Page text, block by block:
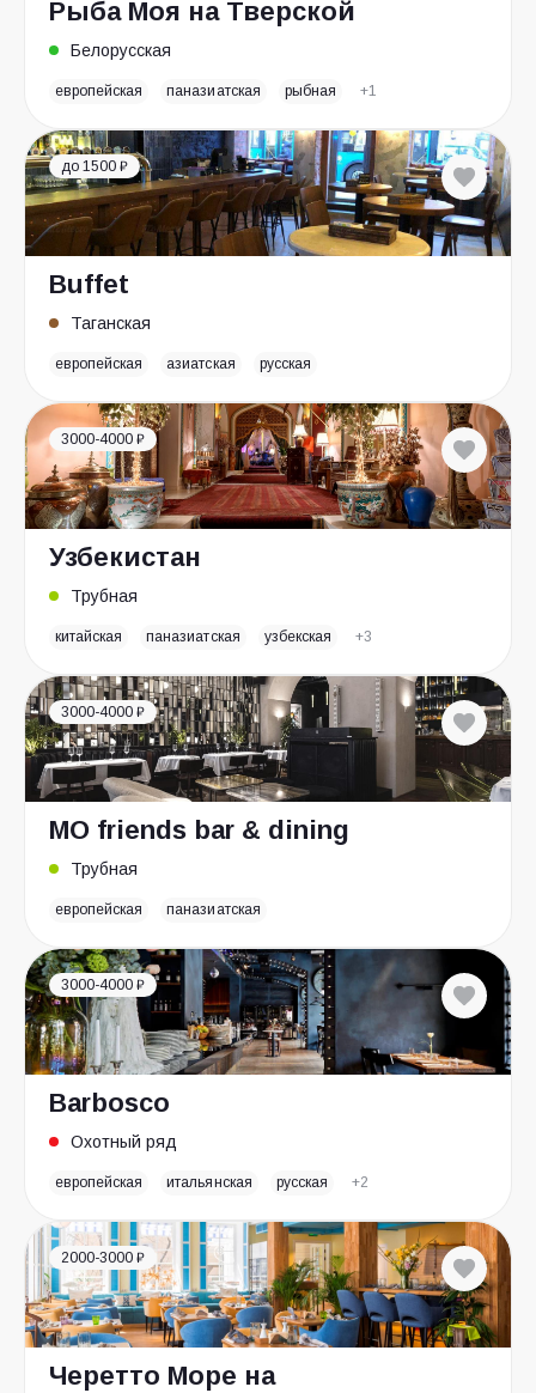
Рыба Моя на Тверской
Белорусская
европейская паназиатская рыбная +1
до 1500 ₽
Buffet
Таганская
европейская азиатская русская
3000-4000 ₽
Узбекистан
Трубная
китайская паназиатская узбекская +3
3000-4000 ₽
MO friends bar & dining
Трубная
европейская паназиатская
3000-4000 ₽
Barbosco
Охотный ряд
европейская итальянская русская +2
2000-3000 ₽
Черетто Море на